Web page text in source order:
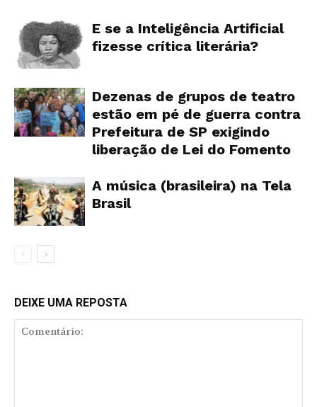
E se a Inteligência Artificial
fizesse crítica literária?
Dezenas de grupos de teatro
estão em pé de guerra contra
Prefeitura de SP exigindo
liberação de Lei do Fomento
A música (brasileira) na Tela
Brasil
DEIXE UMA REPOSTA